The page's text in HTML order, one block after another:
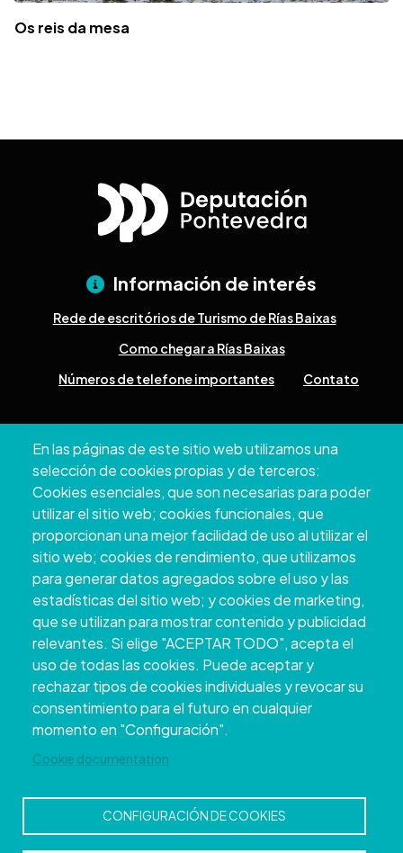
Os reis da mesa
En las páginas de este sitio web utilizamos una
selección de cookies propias y de terceros:
Cookies esenciales, que son necesarias para poder
utilizar el sitio web; cookies funcionales, que
proporcionan una mejor facilidad de uso al utilizar el
sitio web; cookies de rendimiento, que utilizamos
para generar datos agregados sobre el uso y las
estadísticas del sitio web; y cookies de marketing,
que se utilizan para mostrar contenido y publicidad
relevantes. Si elige "ACEPTAR TODO", acepta el
uso de todas las cookies. Puede aceptar y
rechazar tipos de cookies individuales y revocar su
consentimiento para el futuro en cualquier
momento en "Configuración".
Cookie documentation
CONFIGURACIÓN DE COOKIES
Información de interés
Rede de escritórios de Turismo de Rías Baixas
Como chegar a Rías Baixas
Números de telefone importantes
Contato
Pontevedra
+34 986 804 100 | +34 986 804 124
Copyright © 2026. Conselho Provincial de
Pontevedra.Todos os direitos reservados